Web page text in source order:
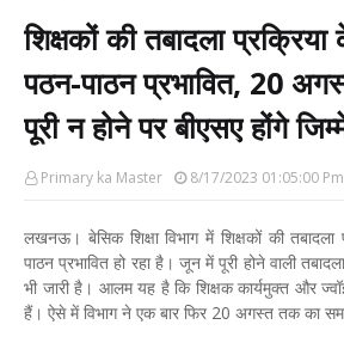
शिक्षकों की तबादला
पठन-पाठन प्रभावित, 20
पूरी न होने पर बीएसए होंगे
Primary ka Master 8/17/2023 01:05:00 Pm
लखनऊ। बेसिक शिक्षा विभाग में शिक्षकों की
पाठन प्रभावित हो रहा है। जून में पूरी होने वाली
भी जारी है। आलम यह है कि शिक्षक कार्यमुक्त और
हैं। ऐसे में विभाग ने एक बार फिर 20 अगस्त तक का